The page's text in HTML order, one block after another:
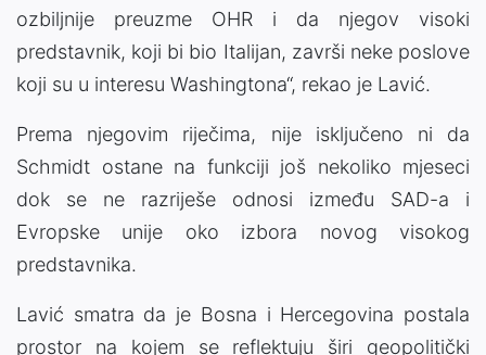
ozbiljnije preuzme OHR i da njegov visoki
predstavnik, koji bi bio Italijan, završi neke poslove
koji su u interesu Washingtona“, rekao je Lavić.
Prema njegovim riječima, nije isključeno ni da
Schmidt ostane na funkciji još nekoliko mjeseci
dok se ne razriješe odnosi između SAD-a i
Evropske unije oko izbora novog visokog
predstavnika.
Lavić smatra da je Bosna i Hercegovina postala
prostor na kojem se reflektuju širi geopolitički